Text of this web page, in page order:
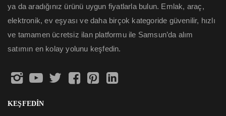
ya da aradığınız ürünü uygun fiyatlarla bulun. Emlak, araç,
elektronik, ev eşyası ve daha birçok kategoride güvenilir, hızlı
ve tamamen ücretsiz ilan platformu ile Samsun’da alım
satımın en kolay yolunu keşfedin.
KEŞFEDİN